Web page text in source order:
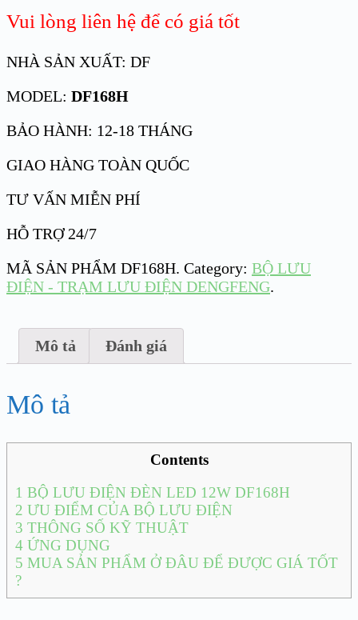
Vui lòng liên hệ để có giá tốt
NHÀ SẢN XUẤT: DF
MODEL: DF168H
BẢO HÀNH: 12-18 THÁNG
GIAO HÀNG TOÀN QUỐC
TƯ VẤN MIỄN PHÍ
HỖ TRỢ 24/7
MÃ SẢN PHẨM DF168H. Category: BỘ LƯU
ĐIỆN - TRẠM LƯU ĐIỆN DENGFENG.
Mô tả Đánh giá
Mô tả
Contents
1 BỘ LƯU ĐIỆN ĐÈN LED 12W DF168H
2 ƯU ĐIỂM CỦA BỘ LƯU ĐIỆN
3 THÔNG SỐ KỸ THUẬT
4 ỨNG DỤNG
5 MUA SẢN PHẨM Ở ĐÂU ĐỂ ĐƯỢC GIÁ TỐT
?